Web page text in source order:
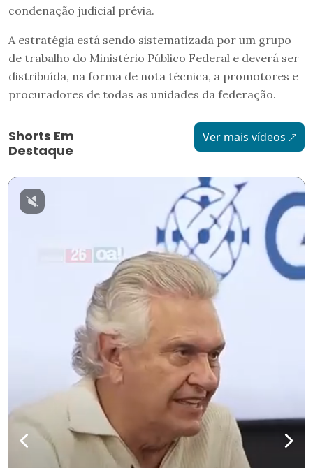
condenação judicial prévia.
A estratégia está sendo sistematizada por um grupo
de trabalho do Ministério Público Federal e deverá ser
distribuída, na forma de nota técnica, a promotores e
procuradores de todas as unidades da federação.
Shorts Em
Destaque
Ver mais vídeos